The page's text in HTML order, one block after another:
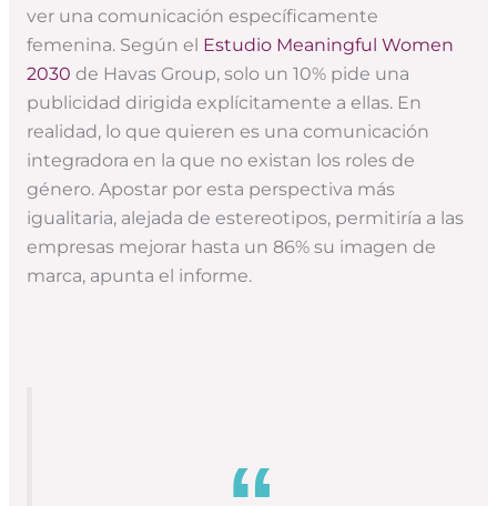
ver una comunicación específicamente
femenina. Según el Estudio Meaningful Women
2030 de Havas Group, solo un 10% pide una
publicidad dirigida explícitamente a ellas. En
realidad, lo que quieren es una comunicación
integradora en la que no existan los roles de
género. Apostar por esta perspectiva más
igualitaria, alejada de estereotipos, permitiría a las
empresas mejorar hasta un 86% su imagen de
marca, apunta el informe.